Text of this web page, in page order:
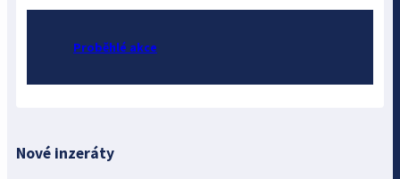
Proběhlé akce
Nové inzeráty